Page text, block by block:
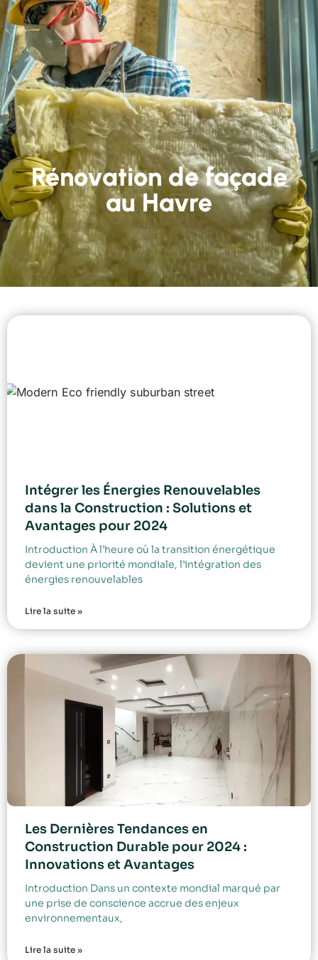
Rénovation de façade
au Havre
Intégrer les Énergies Renouvelables
dans la Construction : Solutions et
Avantages pour 2024
Introduction À l’heure où la transition énergétique
devient une priorité mondiale, l’intégration des
énergies renouvelables
Lire la suite »
Les Dernières Tendances en
Construction Durable pour 2024 :
Innovations et Avantages
Introduction Dans un contexte mondial marqué par
une prise de conscience accrue des enjeux
environnementaux,
Lire la suite »